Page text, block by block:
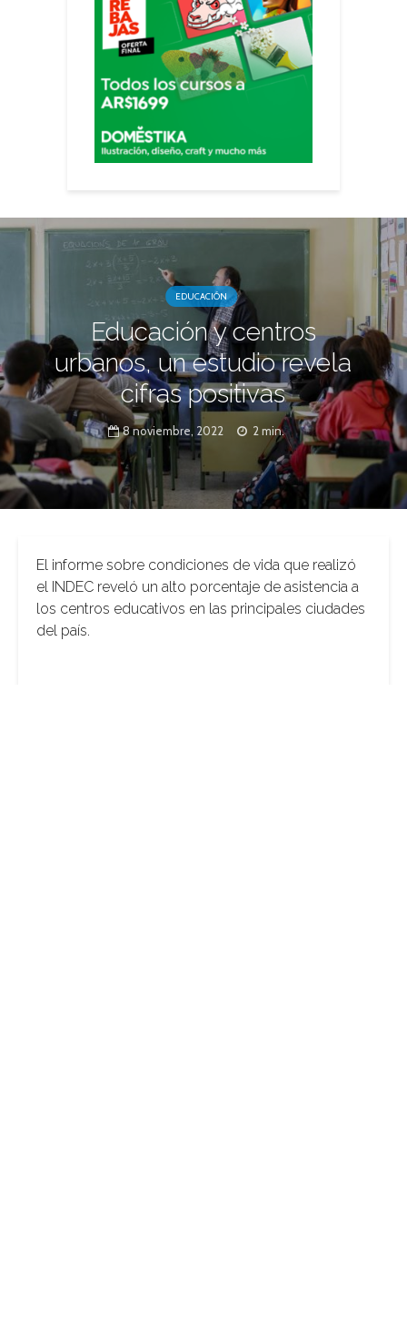
EDUCACIÓN
Educación y centros
urbanos, un estudio revela
cifras positivas
8 noviembre, 2022 2 min.
El informe sobre condiciones de vida que realizó
el INDEC reveló un alto porcentaje de asistencia a
los centros educativos en las principales ciudades
del país.